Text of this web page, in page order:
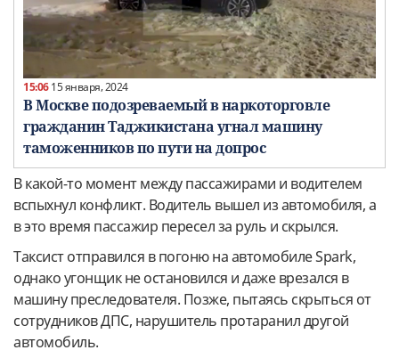
15:0615 января, 2024
В Москве подозреваемый в наркоторговле
гражданин Таджикистана угнал машину
таможенников по пути на допрос
В какой-то момент между пассажирами и водителем
вспыхнул конфликт. Водитель вышел из автомобиля, а
в это время пассажир пересел за руль и скрылся.
Таксист отправился в погоню на автомобиле Spark,
однако угонщик не остановился и даже врезался в
машину преследователя. Позже, пытаясь скрыться от
сотрудников ДПС, нарушитель протаранил другой
автомобиль.